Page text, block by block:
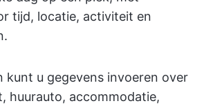
tijd, locatie, activiteit en
kunt u gegevens invoeren over
huurauto, accommodatie,